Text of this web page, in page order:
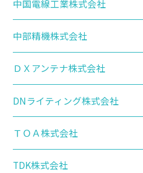
中国電線工業株式会社
中部精機株式会社
ＤＸアンテナ株式会社
DNライティング株式会社
ＴＯＡ株式会社
TDK株式会社